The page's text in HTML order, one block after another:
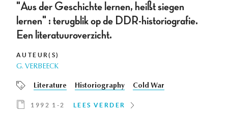
"Aus der Geschichte lernen, heißt siegen
lernen" : terugblik op de DDR-historiografie.
Een literatuuroverzicht.
AUTEUR(S)
G. VERBEECK
Literature Historiography Cold War
1992 1-2 LEES VERDER